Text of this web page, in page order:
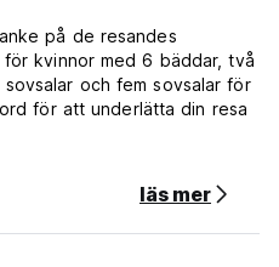
på de resandes
kvinnor med 6 bäddar, två
och fem sovsalar för
för att underlätta din resa
en trädgårdsrestaurang
för att dela maten du lagar,
för att sträcka bort
läs mer